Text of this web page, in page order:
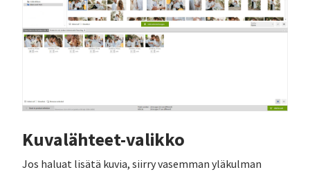
Kuvalähteet-valikko
Jos haluat lisätä kuvia, siirry vasemman yläkulman